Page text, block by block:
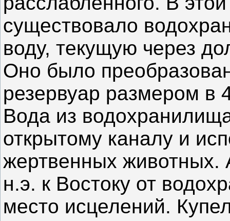
существовало
воду, текущую через
Оно было
резервуар размером в
Вода из
открытому каналу и
жертвенных животных.
н.э. к Востоку от
место исцелений.